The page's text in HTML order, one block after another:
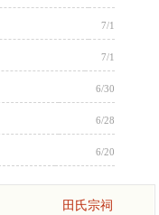
7/1
7/1
6/30
6/28
6/20
田氏宗祠